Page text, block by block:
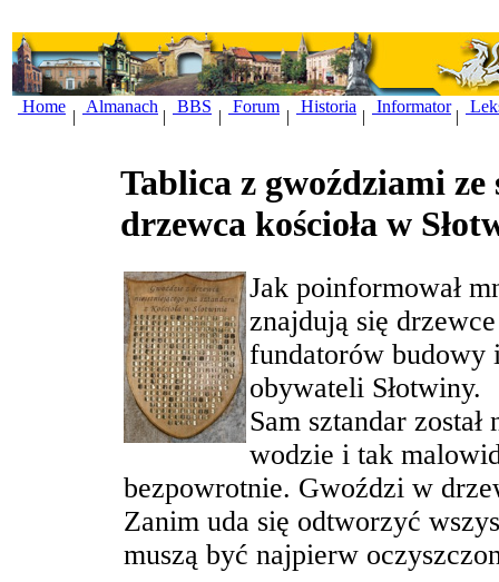
Home
|
Almanach
|
BBS
|
Forum
|
Historia
|
Informator
|
Tablica z gwoździami
drzewca kościoła w
Jak poinformował
znajdują się
fundatorów budowy
obywateli Słotwiny.
Sam sztandar
wodzie i tak
bezpowrotnie. Gwoździ w
Zanim uda się odtworzyć
muszą być najpierw